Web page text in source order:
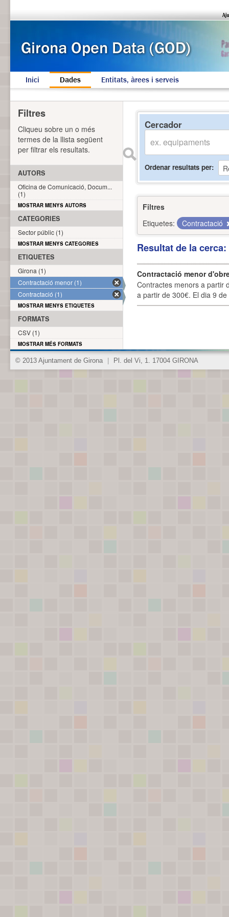
Inici Dades Entitats, àrees i serveis
Cercador
Ordenar resultats per
Filtres
Etiquetes:
Contractació
Resultat de la
Contractació menor
Contractes menors a partir
a partir de 300€. El dia 9
Filtres
Cliqueu sobre un o més
termes de la llista següent
per filtrar els resultats.
AUTORS
Oficina de Comunicació, Docum...
(1)
MOSTRAR MENYS AUTORS
CATEGORIES
Sector públic (1)
MOSTRAR MENYS CATEGORIES
ETIQUETES
Girona (1)
Contractació menor (1)
Contractació (1)
MOSTRAR MENYS ETIQUETES
FORMATS
CSV (1)
MOSTRAR MÉS FORMATS
© 2013 Ajuntament de Girona Pl. del Vi, 1. 17004 GIRONA